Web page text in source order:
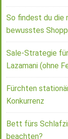
So findest du die
bewusstes
Sale-Strategie
Lazamani (ohne
Fürchten
Konkurrenz
Bett fürs
beachten?